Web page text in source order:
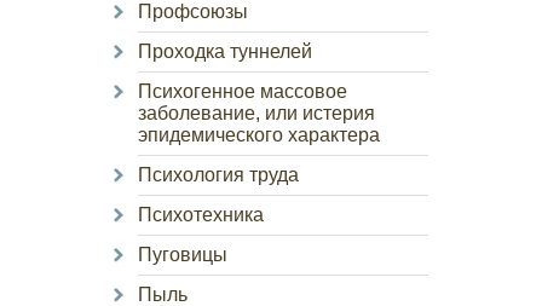
Профсоюзы
Проходка туннелей
Психогенное массовое
заболевание, или истерия
эпидемического характера
Психология труда
Психотехника
Пуговицы
Пыль